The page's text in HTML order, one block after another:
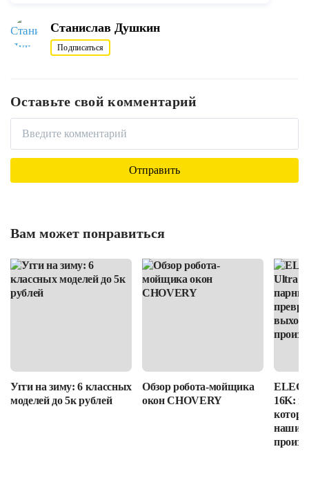
Станислав Душкин
Подписаться
Оставьте свой комментарий
Вам может понравиться
Угги на зиму: 6 классных
моделей до 5к рублей
Обзор робота-мойщика
окон CHOVERY
16K:
наши